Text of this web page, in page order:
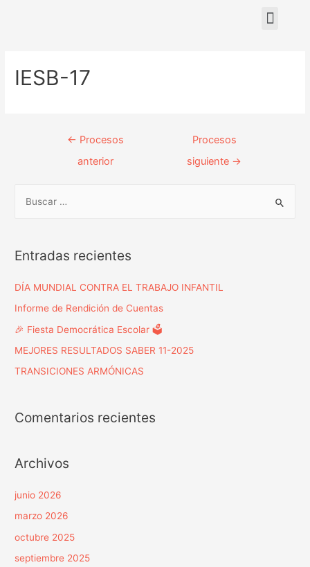
IESB-17
← Procesos
anterior
Procesos
siguiente →
Entradas recientes
DÍA MUNDIAL CONTRA EL TRABAJO INFANTIL
Informe de Rendición de Cuentas
🎉 Fiesta Democrática Escolar 🗳️
MEJORES RESULTADOS SABER 11-2025
TRANSICIONES ARMÓNICAS
Comentarios recientes
Archivos
junio 2026
marzo 2026
octubre 2025
septiembre 2025